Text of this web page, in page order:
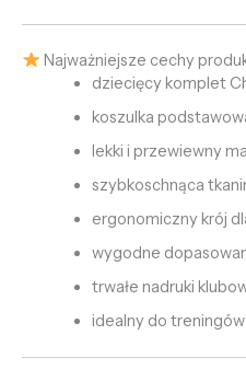
Najważniejsze cechy
dziecięcy komplet
koszulka
lekki i przewiewny
szybkoschnąca
ergonomiczny krój
wygodne
trwałe nadruki
idealny do